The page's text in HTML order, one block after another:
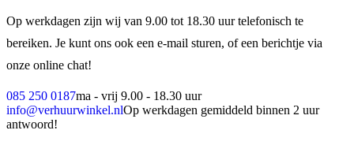
Op werkdagen zijn wij van 9.00 tot 18.30 uur telefonisch te
bereiken. Je kunt ons ook een e-mail sturen, of een berichtje via
onze online chat!
085 250 0187ma - vrij 9.00 - 18.30 uur
info@verhuurwinkel.nlOp werkdagen gemiddeld binnen 2 uur
antwoord!